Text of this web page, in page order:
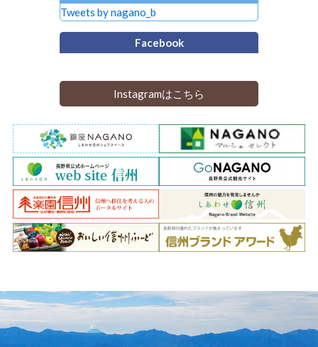
Tweets by nagano_b
Facebook
Instagramはこちら